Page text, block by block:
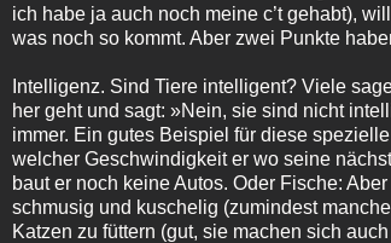
ich habe ja auch noch meine c’t gehabt),
was noch so kommt. Aber zwei Punkte
Intelligenz. Sind Tiere intelligent? Viele
her geht und sagt: »Nein, sie sind nicht
immer. Ein gutes Beispiel für diese
welcher Geschwindigkeit er wo seine
baut er noch keine Autos. Oder Fische:
schmusig und kuschelig (zumindest
Katzen zu füttern (gut, sie machen sich